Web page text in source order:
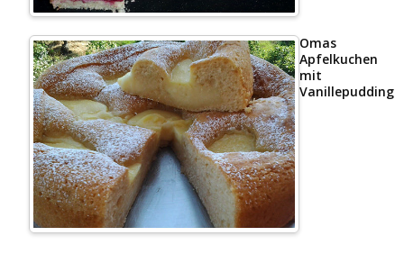
Omas
Apfelkuchen
mit
Vanillepudding